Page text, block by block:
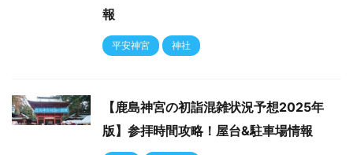
報
平安神宮 神社
【鹿島神宮の初詣混雑状況予想2025年
版】参拝時間攻略！屋台&駐車場情報